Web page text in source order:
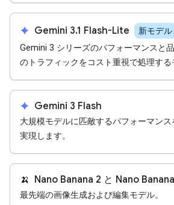
spark Gemini 3.1 Flash-Lite 新モデル
Gemini 3 シリーズのパフォーマンスと
のトラフィックをコスト重視で処理する
spark Gemini 3 Flash
大規模モデルに匹敵するパフォーマン
実現します。
🍌 Nano Banana 2 と Nano
最先端の画像生成および編集モデル。